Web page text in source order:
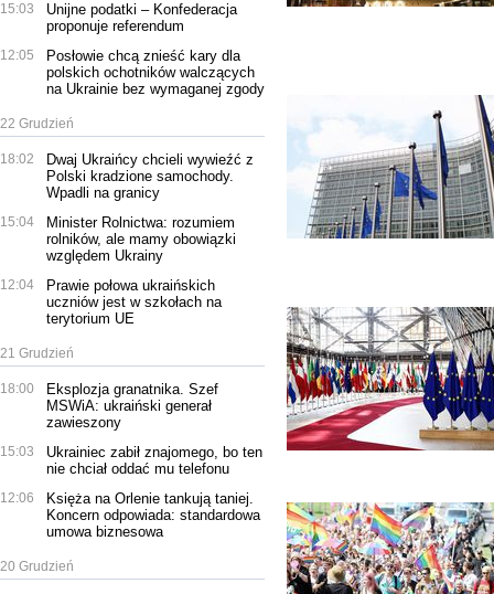
15:03
Unijne podatki – Konfederacja
proponuje referendum
12:05
Posłowie chcą znieść kary dla
polskich ochotników walczących
na Ukrainie bez wymaganej zgody
22 Grudzień
18:02
Dwaj Ukraińcy chcieli wywieźć z
Polski kradzione samochody.
Wpadli na granicy
15:04
Minister Rolnictwa: rozumiem
rolników, ale mamy obowiązki
względem Ukrainy
12:04
Prawie połowa ukraińskich
uczniów jest w szkołach na
terytorium UE
21 Grudzień
18:00
Eksplozja granatnika. Szef
MSWiA: ukraiński generał
zawieszony
15:03
Ukrainiec zabił znajomego, bo ten
nie chciał oddać mu telefonu
12:06
Księża na Orlenie tankują taniej.
Koncern odpowiada: standardowa
umowa biznesowa
20 Grudzień